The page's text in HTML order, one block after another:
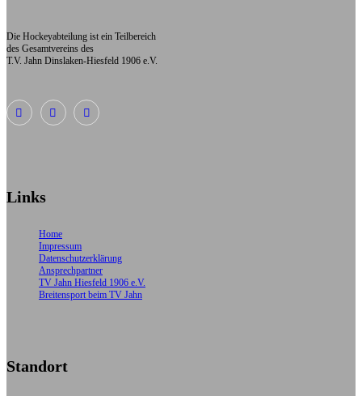
Die Hockeyabteilung ist ein Teilbereich
des Gesamtvereins des
T.V. Jahn Dinslaken-Hiesfeld 1906 e.V.
Links
Home
Impressum
Datenschutz­erklärung
Ansprechpartner
TV Jahn Hiesfeld 1906 e.V.
Breitensport beim TV Jahn
Standort